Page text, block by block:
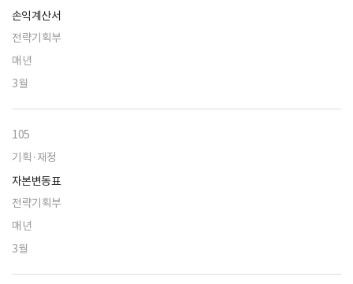
손익계산서
전략기획부
매년
3월
105
기획·재정
자본변동표
전략기획부
매년
3월